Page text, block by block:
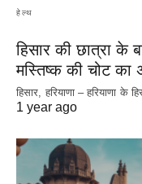
हेल्थ
हिसार की छात्रा के
मस्तिष्क की चोट
हिसार, हरियाणा – हरियाणा के
1 year ago